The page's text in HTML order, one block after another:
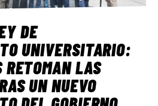
DE
UNIVERSITARIO:
RETOMAN LAS
UN NUEVO